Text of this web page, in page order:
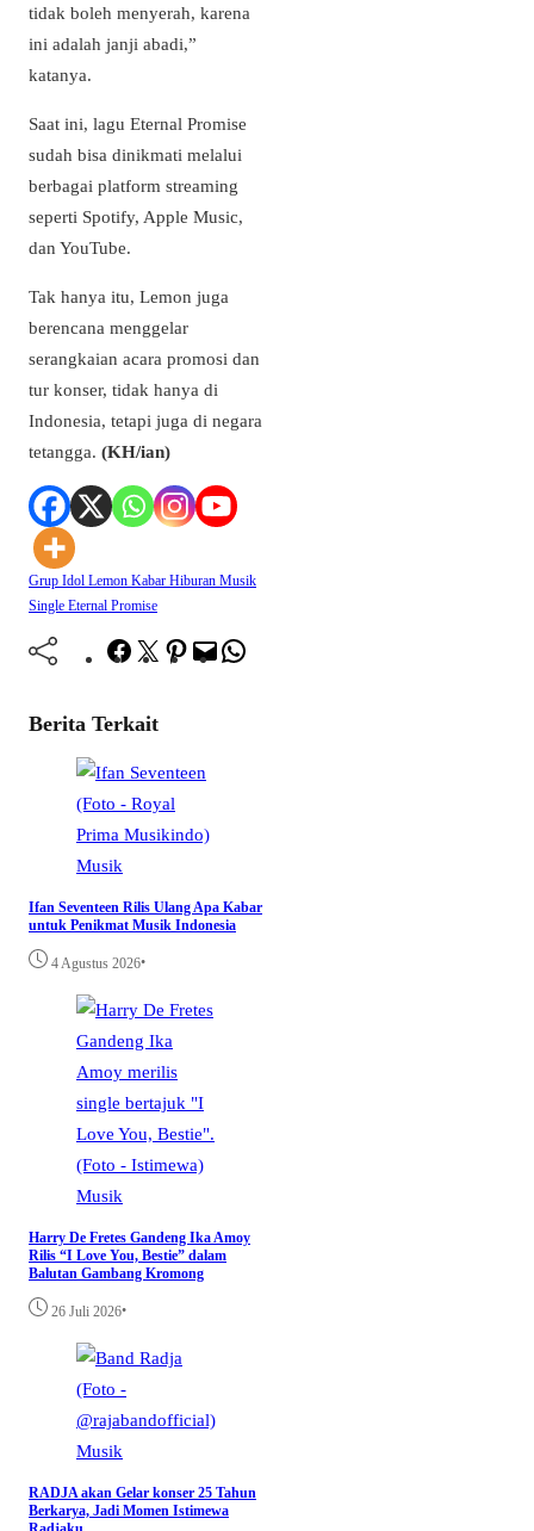
tidak boleh menyerah, karena
ini adalah janji abadi,”
katanya.
Saat ini, lagu Eternal Promise
sudah bisa dinikmati melalui
berbagai platform streaming
seperti Spotify, Apple Music,
dan YouTube.
Tak hanya itu, Lemon juga
berencana menggelar
serangkaian acara promosi dan
tur konser, tidak hanya di
Indonesia, tetapi juga di negara
tetangga. (KH/ian)
Grup Idol Lemon Kabar Hiburan Musik
Single Eternal Promise
Facebook
TwitterPinterest
Mail
Berita Terkait
Musik
Ifan Seventeen Rilis Ulang Apa Kabar
untuk Penikmat Musik Indonesia
4 Agustus 2026•
Musik
Harry De Fretes Gandeng Ika Amoy
Rilis “I Love You, Bestie” dalam
Balutan Gambang Kromong
26 Juli 2026•
Musik
RADJA akan Gelar konser 25 Tahun
Berkarya, Jadi Momen Istimewa